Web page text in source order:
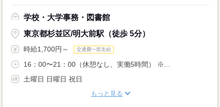
学校・大学事務・図書館
東京都杉並区/明大前駅（徒歩 5分）
時給1,700円～ 交通費一部支給
16：00〜21：00（休憩なし、実働5時間） ※...
土曜日 日曜日 祝日
もっと見る